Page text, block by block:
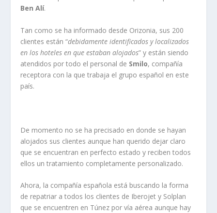
Ben Alí.
Tan como se ha informado desde Orizonia, sus 200
clientes están “debidamente identificados y localizados
en los hoteles en que estaban alojados” y están siendo
atendidos por todo el personal de Smilo, compañía
receptora con la que trabaja el grupo español en este
país.
De momento no se ha precisado en donde se hayan
alojados sus clientes aunque han querido dejar claro
que se encuentran en perfecto estado y reciben todos
ellos un tratamiento completamente personalizado.
Ahora, la compañía española está buscando la forma
de repatriar a todos los clientes de Iberojet y Solplan
que se encuentren en Túnez por vía aérea aunque hay